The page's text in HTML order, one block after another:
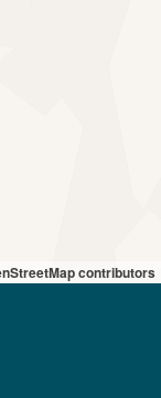
contributors